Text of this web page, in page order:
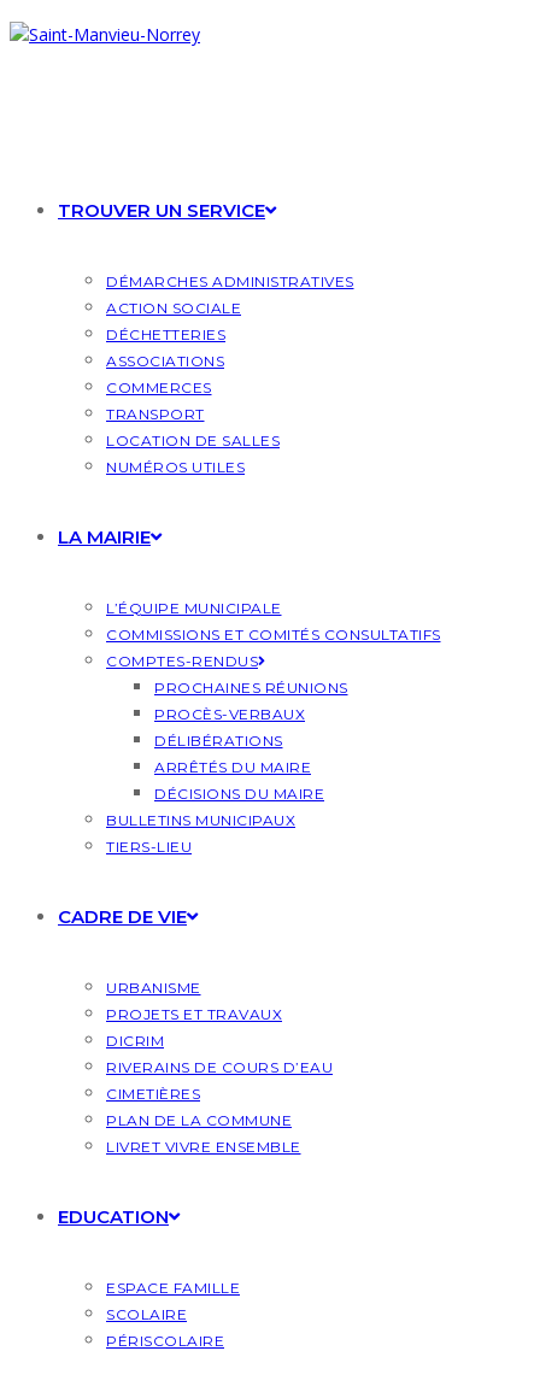
Skip
to
TROUVER UN SERVICE
DÉMARCHES ADMINISTRATIVES
ACTION SOCIALE
DÉCHETTERIES
ASSOCIATIONS
COMMERCES
TRANSPORT
LOCATION DE SALLES
NUMÉROS UTILES
LA MAIRIE
L’ÉQUIPE MUNICIPALE
COMMISSIONS ET COMITÉS CONSULTATIFS
COMPTES-RENDUS
PROCHAINES RÉUNIONS
PROCÈS-VERBAUX
DÉLIBÉRATIONS
ARRÊTÉS DU MAIRE
DÉCISIONS DU MAIRE
BULLETINS MUNICIPAUX
TIERS-LIEU
CADRE DE VIE
URBANISME
PROJETS ET TRAVAUX
DICRIM
RIVERAINS DE COURS D’EAU
CIMETIÈRES
PLAN DE LA COMMUNE
LIVRET VIVRE ENSEMBLE
EDUCATION
ESPACE FAMILLE
SCOLAIRE
PÉRISCOLAIRE